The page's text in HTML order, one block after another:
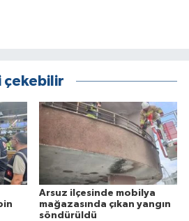
çekebilir
Arsuz ilçesinde mobilya
mağazasında çıkan yangın
söndürüldü